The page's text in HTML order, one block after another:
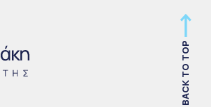
BACK TO TOP